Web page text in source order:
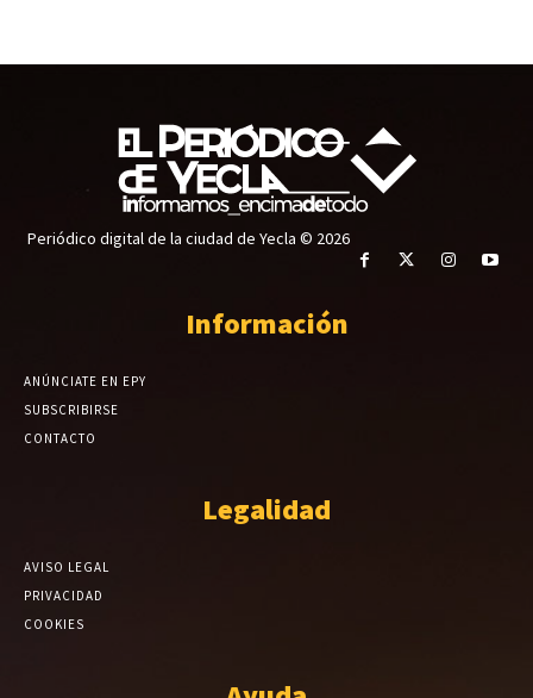
Periódico digital de la ciudad de Yecla © 2026
Información
ANÚNCIATE EN EPY
SUBSCRIBIRSE
CONTACTO
Legalidad
AVISO LEGAL
PRIVACIDAD
COOKIES